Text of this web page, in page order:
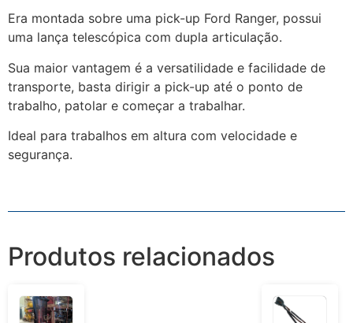
Era montada sobre uma pick-up Ford Ranger, possui
uma lança telescópica com dupla articulação.
Sua maior vantagem é a versatilidade e facilidade de
transporte, basta dirigir a pick-up até o ponto de
trabalho, patolar e começar a trabalhar.
Ideal para trabalhos em altura com velocidade e
segurança.
Produtos relacionados